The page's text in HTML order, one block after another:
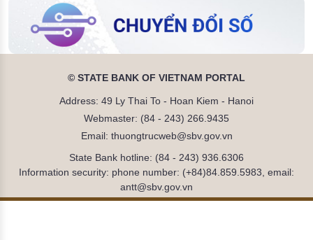
© STATE BANK OF VIETNAM PORTAL
Address: 49 Ly Thai To - Hoan Kiem - Hanoi
Webmaster: (84 - 243) 266.9435
Email: thuongtrucweb@sbv.gov.vn
State Bank hotline: (84 - 243) 936.6306
Information security: phone number: (+84)84.859.5983, email:
antt@sbv.gov.vn